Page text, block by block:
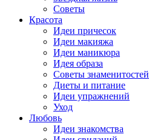
Советы
Красота
Идеи причесок
Идеи макияжа
Идеи маникюра
Идея образа
Советы знаменитостей
Диеты и питание
Идеи упражнений
Уход
Любовь
Идеи знакомства